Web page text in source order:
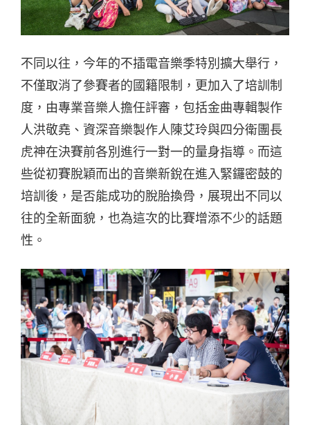
不同以往，今年的不插電音樂季特別擴大舉行，
不僅取消了參賽者的國籍限制，更加入了培訓制
度，由專業音樂人擔任評審，包括金曲專輯製作
人洪敬堯、資深音樂製作人陳艾玲與四分衛團長
虎神在決賽前各別進行一對一的量身指導。而這
些從初賽脫穎而出的音樂新銳在進入緊鑼密鼓的
培訓後，是否能成功的脫胎換骨，展現出不同以
往的全新面貌，也為這次的比賽增添不少的話題
性。